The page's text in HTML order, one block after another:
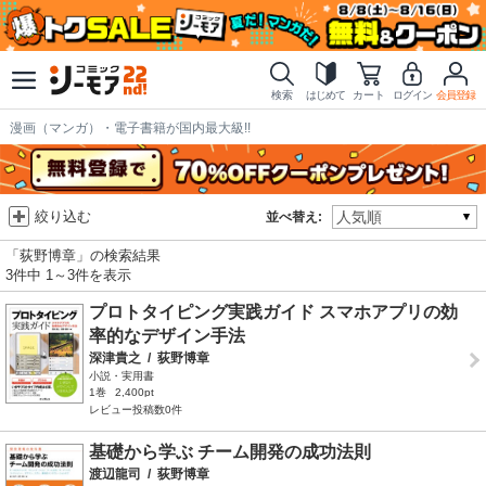
検索 はじめて カート ログイン 会員登録
漫画（マンガ）・電子書籍が国内最大級!!
並べ替え:
絞り込む
「荻野博章」の検索結果
3件中 1～3件を表示
プロトタイピング実践ガイド スマホアプリの効
率的なデザイン手法
深津貴之 / 荻野博章
小説・実用書
1巻
2,400pt
レビュー投稿数0件
基礎から学ぶ チーム開発の成功法則
渡辺龍司 / 荻野博章